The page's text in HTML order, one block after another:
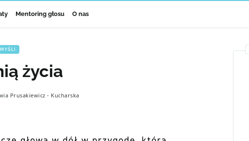
Mentoring głosu O nas
życia
Prusakiewicz - Kucharska